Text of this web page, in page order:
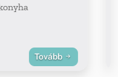
Tovább